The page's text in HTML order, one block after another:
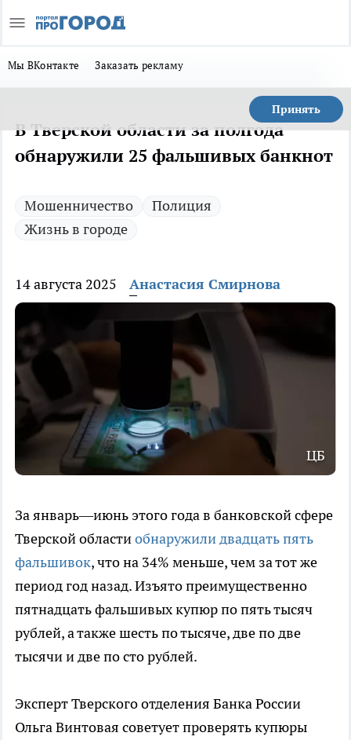
Мы ВКонтакте Заказать рекламу
Принять
В Тверской области за полгода
обнаружили 25 фальшивых банкнот
Мошенничество
Полиция
Жизнь в городе
14 августа 2025 Анастасия Смирнова
ЦБ
За январь—июнь этого года в банковской сфере
Тверской областиобнаружили двадцать пять
фальшивок, что на 34% меньше, чем за тот же
период год назад. Изъято преимущественно
пятнадцать фальшивых купюр по пять тысяч
рублей, а также шесть по тысяче, две по две
тысячи и две по сто рублей.
Эксперт Тверского отделения Банка России
Ольга Винтовая советует проверять купюры